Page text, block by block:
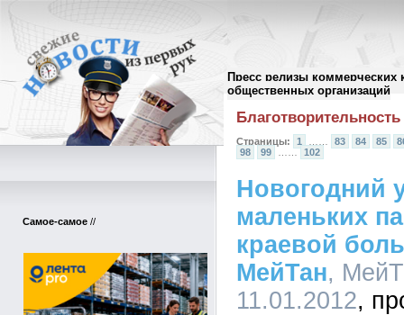
Пресс релизы коммерческих
общественных организаций
Самое-самое //
Архив пресс-релизов//
Благотворительность
Страницы: 1 83 84 85
98
99 …… 102
Новогодний
маленьких
краевой
МейТан,
11.01.2012